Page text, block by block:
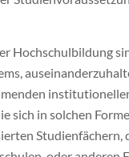
Hochschulbildung
sich in solchen